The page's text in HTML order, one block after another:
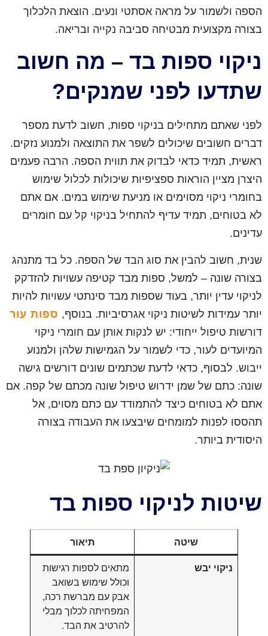
הספה ולשמור על מראה אסתטי ונעים. הוצאת הלכלוך
בצורה מקצועית מבטיחה סביבה נקייה ובריאה.
ניקוי ספות בד – מה חשוב
שתדעו לפני שמנקים?
לפני שאתם מתחילים בניקוי ספות, חשוב לדעת מספר
דברים חשובים שיכולים לשפר את התוצאה ולמנוע נזקים.
ראשית, תמיד כדאי לבדוק את תווית הספה. הרבה פעמים
היצרן מציין הוראות ספציפיות שיכולות לכלול שימוש
בחומרי ניקוי מסוימים או מניעת שימוש במים. אם אתם
לא בטוחים, תמיד עדיף להתחיל בניקוי קל עם חומרים
עדינים.
שנית, חשוב להבין את סוג הבד של הספה. כל בד מתנהג
בצורה שונה – למשל, ספות מבד קטיפה עשויות להזדקק
לניקוי עדין יותר, בעוד שספות מבד סינתטי עשויות להיות
יותר עמידות לשיטות ניקוי אגרסיביות. בנוסף, ספות עור
דורשות טיפול ייחודי: יש לנקות אותן עם חומרי ניקוי
המיועדים לעור, כדי לשמור על הגמישות שלהן ולמנוע
ייבוש. לבסוף, כדאי לדעת שכתמים שונים דורשים גישה
שונה: כתם של שמן ידרוש טיפול שונה מכתם של קפה. אם
אתם לא בטוחים כיצד להתמודד עם כתם מסוים, אל
תהססו לפנות למומחים שיבצעו את העבודה בצורה
היסודית ביותר.
שיטות לניקוי ספות בד
שיטה תיאור
ניקוי יבש
מתאים לספות רגישות
וכולל שימוש בשואב
אבק עם מברשת רכה,
המפחיתה לכלוך מבלי
להרטיב את הבד.